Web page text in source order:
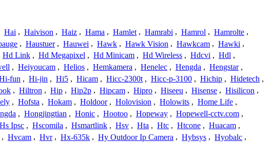
Hai , Haivison , Haiz , Hama , Hamlet , Hamrabi , Hamrol , Hamrolte ,
, Haustuer , Hauwei , Hawk , Hawk Vision , Hawkcam , Hawki ,
Hd Link , Hd Megapixel , Hd Minicam , Hd Wireless , Hdcvi , Hdl ,
, Heiyoucam , Helios , Hemkamera , Henelec , Hengda , Hengstar ,
fun , Hi-jin , Hi5 , Hicam , Hicc-2300t , Hicc-p-3100 , Hichip , Hidetech ,
, Hiltron , Hip , Hip2p , Hipcam , Hipro , Hiseeu , Hisense , Hisilicon ,
, Hofsta , Hokam , Holdoor , Holovision , Holowits , Home Life ,
, Hongjingtian , Honic , Hootoo , Hopeway , Hopewell-cctv.com ,
Hs Ipsc , Hscomila , Hsmartlink , Hsv , Hta , Htc , Htcone , Huacam ,
, Hvcam , Hvr , Hx-635k , Hy Outdoor Ip Camera , Hybsys , Hyobalc ,